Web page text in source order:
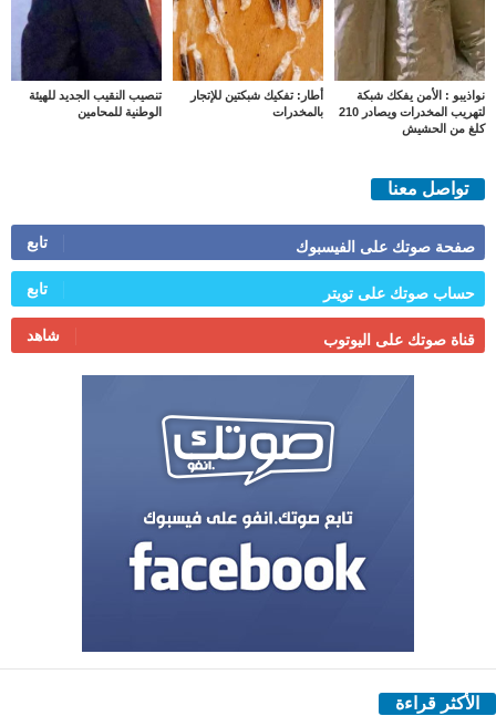
نواذيبو : الأمن يفكك شبكة
لتهريب المخدرات ويصادر 210
كلغ من الحشيش
أطار: تفكيك شبكتين للإتجار
بالمخدرات
تنصيب النقيب الجديد للهيئة
الوطنية للمحامين
تواصل معنا
صفحة صوتك على الفيسبوك تابع
حساب صوتك على تويتر تابع
قناة صوتك على اليوتوب شاهد
الأكثر قراءة